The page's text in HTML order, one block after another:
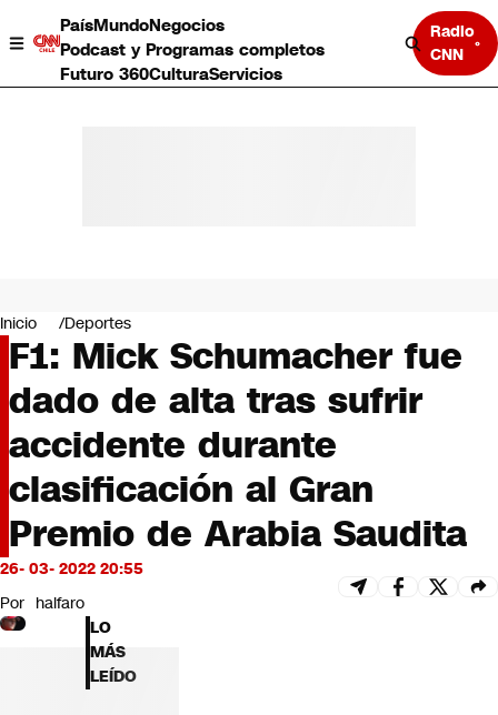
PaísMundoNegocios
Podcast y Programas completos
Futuro 360CulturaServicios
Radio
CNN
Negocios
Deportes
Programas completos
Cultura
Servicios
Bits
CNN tiempo
Futuro 360
Opinión
Inicio Deportes
F1: Mick Schumacher fue
dado de alta tras sufrir
accidente durante
clasificación al Gran
Premio de Arabia Saudita
26- 03- 2022 20:55
Por halfaro
LO
MÁS
LEÍDO